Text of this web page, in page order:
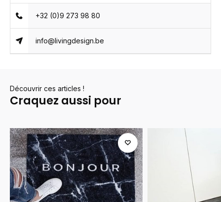
+32 (0)9 273 98 80
info@livingdesign.be
Découvrir ces articles !
Craquez aussi pour